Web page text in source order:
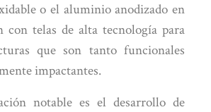
o el aluminio anodizado en
con telas de alta tecnología para
que son tanto funcionales
impactantes.
notable es el desarrollo de